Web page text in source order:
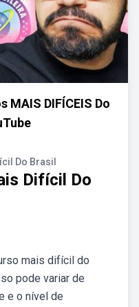
MAIS DIFÍCEIS Do
Do Brasil
Difícil Do
mais difícil do
pode variar de
e o nível de